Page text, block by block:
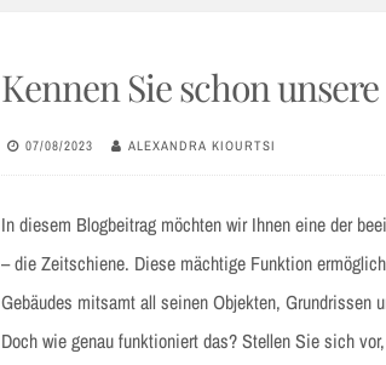
Kennen Sie schon
07/08/2023 ALEXANDRA KIOURTSI
In diesem Blogbeitrag möchten wir Ihnen eine der
– die Zeitschiene. Diese mächtige Funktion
Gebäudes mitsamt all seinen Objekten, Grundrissen
Doch wie genau funktioniert das? Stellen Sie sich